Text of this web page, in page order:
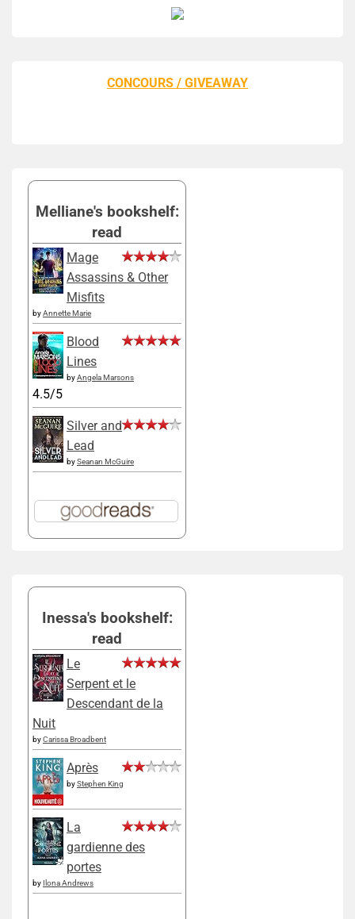
CONCOURS / GIVEAWAY
Melliane's bookshelf:
read
Mage
Assassins & Other
Misfits
byAnnette Marie
Blood
Lines
byAngela Marsons
4.5/5
Silver and
Lead
bySeanan McGuire
Inessa's bookshelf:
read
Le
Serpent et le
Descendant de la
Nuit
byCarissa Broadbent
Après
byStephen King
La
gardienne des
portes
by Ilona Andrews